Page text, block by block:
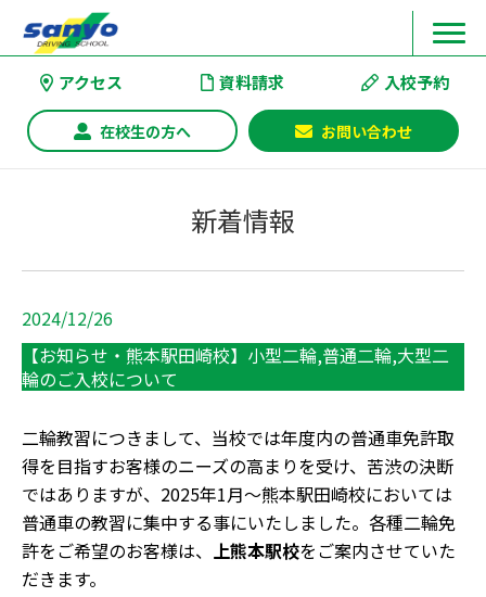
アクセス 資料請求 入校予約
在校生の方へ お問い合わせ
新着情報
2024/12/26
【お知らせ・熊本駅田崎校】小型二輪,普通二輪,大型二
輪のご入校について
二輪教習につきまして、当校では年度内の普通車免許取
得を目指すお客様のニーズの高まりを受け、苦渋の決断
ではありますが、2025年1月〜熊本駅田崎校においては
普通車の教習に集中する事にいたしました。各種二輪免
許をご希望のお客様は、 上熊本駅校をご案内させていた
だきます。